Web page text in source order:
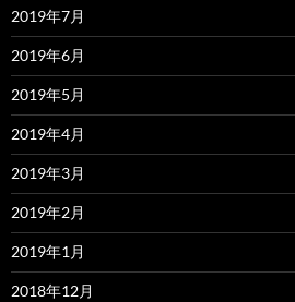
2019年7月
2019年6月
2019年5月
2019年4月
2019年3月
2019年2月
2019年1月
2018年12月